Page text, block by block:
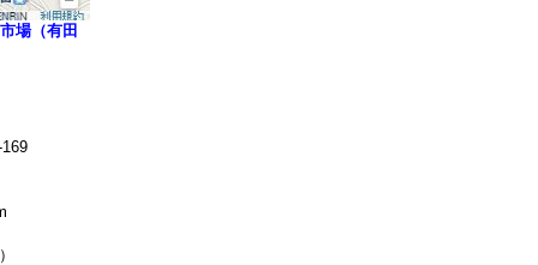
場（有田
）